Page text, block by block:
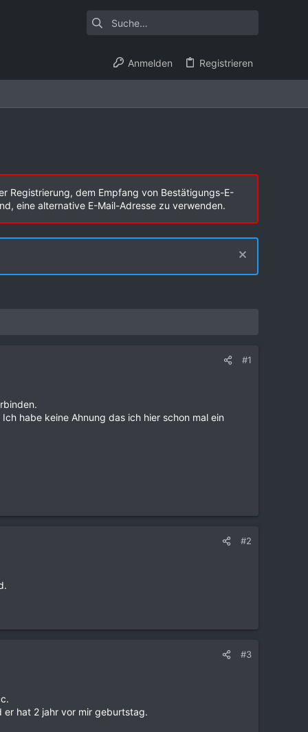
Anmelden Registrieren
Registrierung, dem Empfang von Bestätigungs-E-
eine alternative E-Mail-Adresse zu verwenden.
#1
habe keine Ahnung das ich hier schon mal ein
#2
#3
er hat 2 jahr vor mir geburtstag.